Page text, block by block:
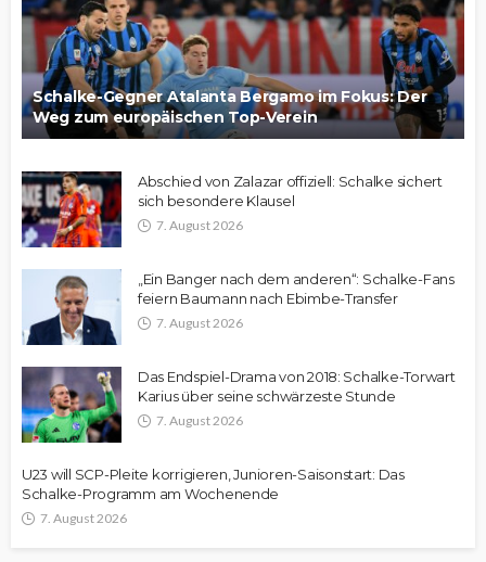
Schalke-Gegner Atalanta Bergamo im Fokus: Der
Weg zum europäischen Top-Verein
Abschied von Zalazar offiziell: Schalke sichert
sich besondere Klausel
7. August 2026
„Ein Banger nach dem anderen“: Schalke-Fans
feiern Baumann nach Ebimbe-Transfer
7. August 2026
Das Endspiel-Drama von 2018: Schalke-Torwart
Karius über seine schwärzeste Stunde
7. August 2026
U23 will SCP-Pleite korrigieren, Junioren-Saisonstart: Das
Schalke-Programm am Wochenende
7. August 2026